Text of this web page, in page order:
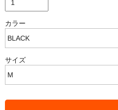
カラー
サイズ